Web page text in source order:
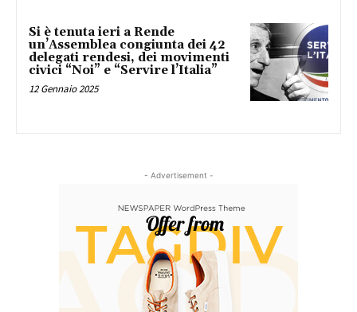
Si è tenuta ieri a Rende
un’Assemblea congiunta dei 42
delegati rendesi, dei movimenti
civici “Noi” e “Servire l’Italia”
12 Gennaio 2025
- Advertisement -